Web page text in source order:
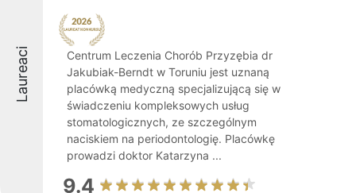
Laureaci
Centrum Leczenia Chorób Przyzębia dr
Jakubiak-Berndt w Toruniu jest uznaną
placówką medyczną specjalizującą się w
świadczeniu kompleksowych usług
stomatologicznych, ze szczególnym
naciskiem na periodontologię. Placówkę
prowadzi doktor Katarzyna ...
9.4